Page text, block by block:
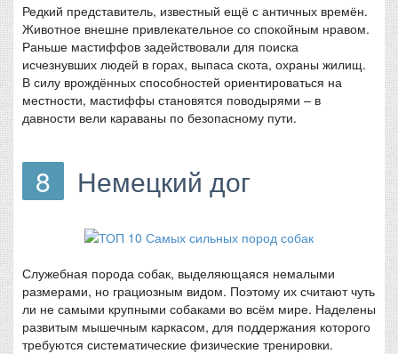
Редкий представитель, известный ещё с античных времён.
Животное внешне привлекательное со спокойным нравом.
Раньше мастиффов задействовали для поиска
исчезнувших людей в горах, выпаса скота, охраны жилищ.
В силу врождённых способностей ориентироваться на
местности, мастиффы становятся поводырями – в
давности вели караваны по безопасному пути.
8 Немецкий дог
Служебная порода собак, выделяющаяся немалыми
размерами, но грациозным видом. Поэтому их считают чуть
ли не самыми крупными собаками во всём мире. Наделены
развитым мышечным каркасом, для поддержания которого
требуются систематические физические тренировки.